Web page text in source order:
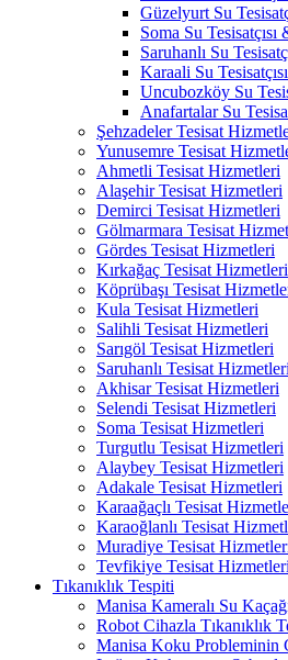
Güzelyurt Su
Soma Su
Saruhanlı Su
Karaali Su
Uncubozköy Su
Anafartalar Su
Şehzadeler Tesisat
Yunusemre Tesisat
Ahmetli Tesisat Hizmetleri
Alaşehir Tesisat Hizmetleri
Demirci Tesisat Hizmetleri
Gölmarmara Tesisat
Gördes Tesisat Hizmetleri
Kırkağaç Tesisat Hizmetleri
Köprübaşı Tesisat
Kula Tesisat Hizmetleri
Salihli Tesisat Hizmetleri
Sarıgöl Tesisat Hizmetleri
Saruhanlı Tesisat Hizmetleri
Akhisar Tesisat Hizmetleri
Selendi Tesisat Hizmetleri
Soma Tesisat Hizmetleri
Turgutlu Tesisat Hizmetleri
Alaybey Tesisat Hizmetleri
Adakale Tesisat Hizmetleri
Karaağaçlı Tesisat
Karaoğlanlı Tesisat
Muradiye Tesisat
Tevfikiye Tesisat Hizmetleri
Tıkanıklık Tespiti
Manisa Kameralı Su
Robot Cihazla Tıkanıklık
Manisa Koku Probleminin